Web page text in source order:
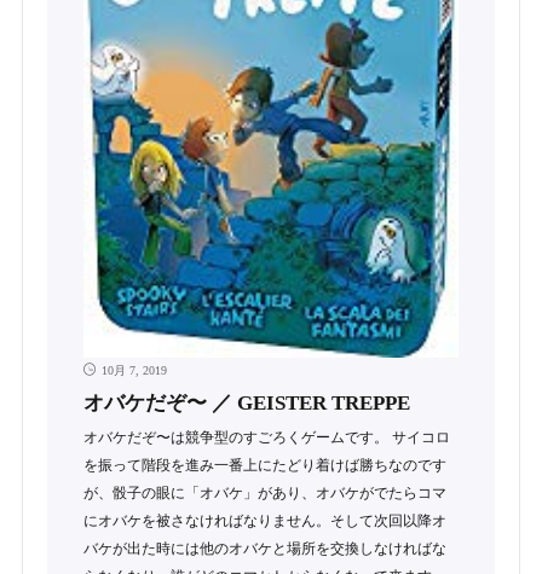
10月 7, 2019
オバケだぞ〜 ／ GEISTER TREPPE
オバケだぞ〜は競争型のすごろくゲームです。 サイコロ
を振って階段を進み一番上にたどり着けば勝ちなのです
が、骰子の眼に「オバケ」があり、オバケがでたらコマ
にオバケを被さなければなりません。そして次回以降オ
バケが出た時には他のオバケと場所を交換しなければな